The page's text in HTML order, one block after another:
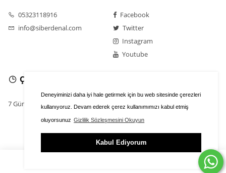
Deneyiminizi daha iyi hale getirmek için bu web sitesinde çerezleri
kullanıyoruz. Devam ederek çerez kullanımımızı kabul etmiş
oluyorsunuz Gizlilik Sözleşmesini Okuyun
Kabul Ediyorum
05323118916
info@siberdenal.com
Facebook
Twitter
Instagram
Youtube
ÇALIŞMA SAATLERİ
7 Gün / 24 Saat